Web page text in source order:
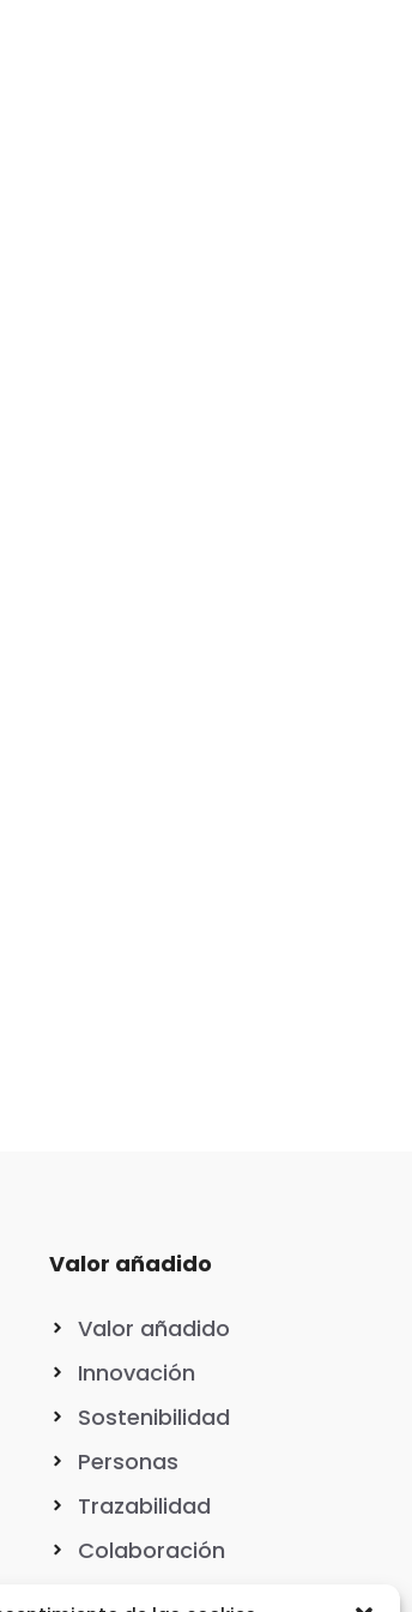
Valor añadido
Valor añadido
Innovación
Sostenibilidad
Personas
Trazabilidad
Colaboración